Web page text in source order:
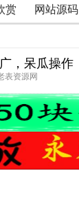
赏 网站源码
，呆瓜操作
资源网